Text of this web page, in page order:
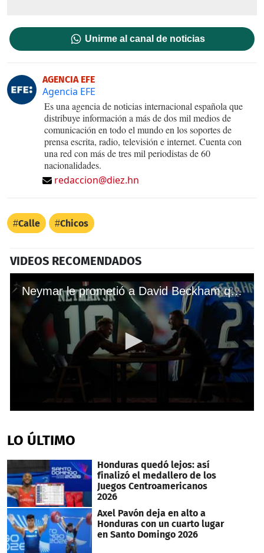
Unirme al canal de noticias
AGENCIA EFE
Agencia EFE
Es una agencia de noticias internacional española que
distribuye información a más de dos mil medios de
comunicación en todo el mundo en los soportes de
prensa escrita, radio, televisión e internet. Cuenta con
una red con más de tres mil periodistas de 60
nacionalidades.
redaccion@diez.hn
Calle Chicos
VIDEOS RECOMENDADOS
Neymar le prometió a David Beckham que jugará en el Inter de Miami de la MLS
of
20
LO ÚLTIMO
Honduras quedó lejos: así
finalizó el medallero de los
Juegos Centroamericanos
2026
Axel Pavón deja en alto a
Honduras con un cuarto lugar
en Santo Domingo 2026